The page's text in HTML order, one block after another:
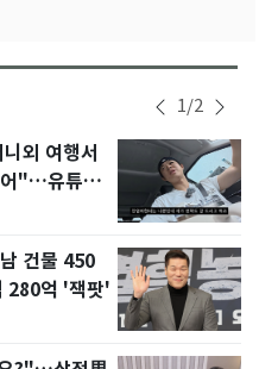
1/2
외 여행서
어"…유튜브
건물 450
280억 '잭팟'